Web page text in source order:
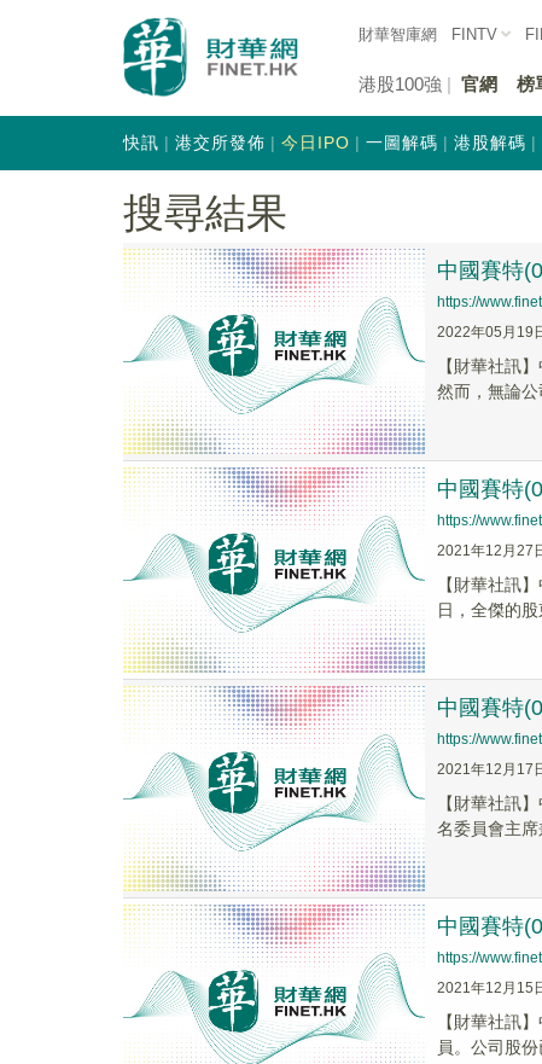
財華智庫網 FINTV
港股100強 官網 榜
快訊 港交所發佈 今日IPO 一圖解碼 港股解碼
搜尋結果
中國賽特
https://
2022年05月19
【財華社訊
然而，無論公
中國賽特
https://
2021年12月27
【財華社訊
日，全傑的
中國賽特
https://
2021年12月17
【財華社訊
名委員會主席
中國賽特
https://
2021年12月15
【財華社訊
員。公司股